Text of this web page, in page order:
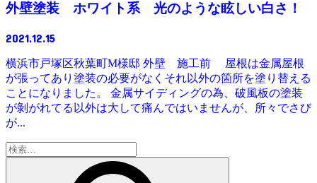
外壁塗装 ホワイト系 光のような眩しい白さ！
2021.12.15
横浜市戸塚区秋葉町M様邸 外壁 施工前 屋根は金属屋根
が張ってあり塗装の必要がなくそれ以外の箇所を塗り替える
ことになりました。 金属サイディングの為、破風板の塗装
が剝がれてる以外は大して痛んではいませんが、所々でさび
が...
検
索: